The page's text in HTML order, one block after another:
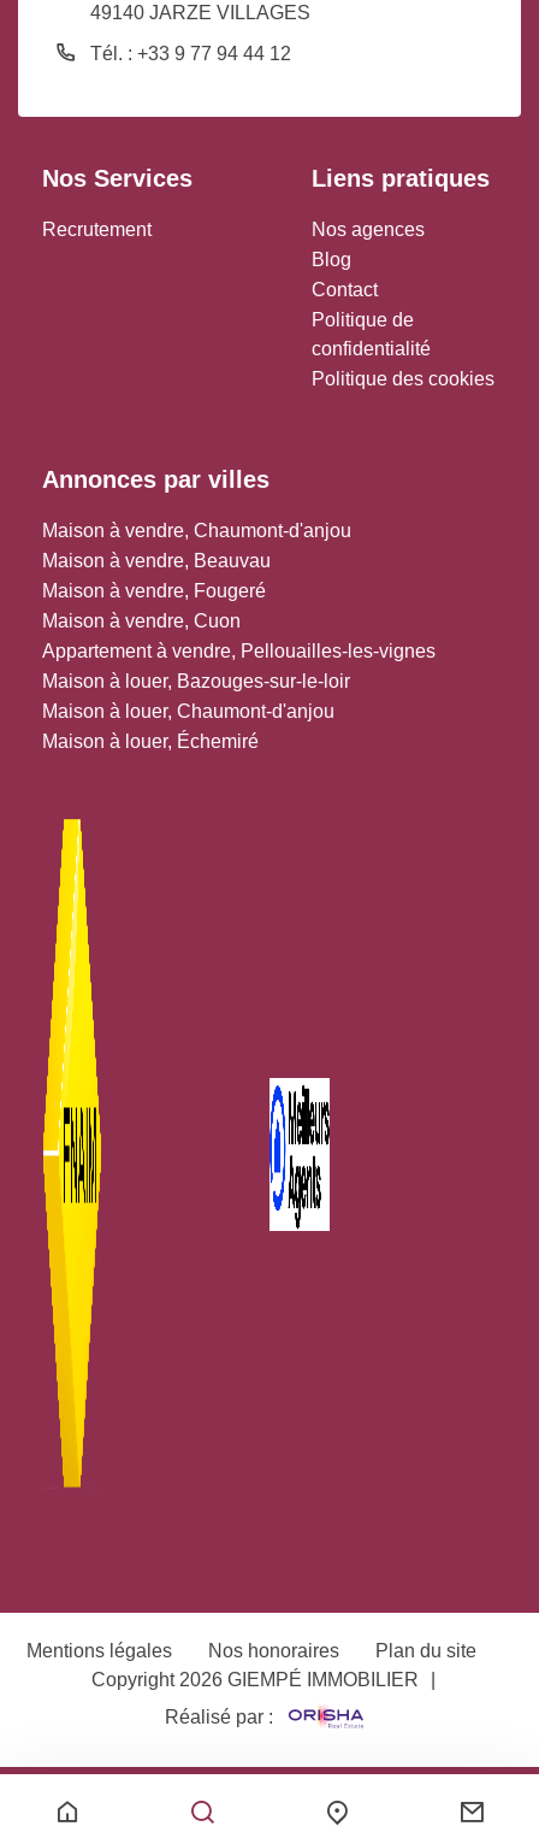
49140 JARZE VILLAGES
Tél. : +33 9 77 94 44 12
Nos Services
Recrutement
Liens pratiques
Nos agences
Blog
Contact
Politique de
confidentialité
Politique des cookies
Annonces par villes
Maison à vendre, Chaumont-d'anjou
Maison à vendre, Beauvau
Maison à vendre, Fougeré
Maison à vendre, Cuon
Appartement à vendre, Pellouailles-les-vignes
Maison à louer, Bazouges-sur-le-loir
Maison à louer, Chaumont-d'anjou
Maison à louer, Échemiré
Mentions légales Nos honoraires
Plan du site
Copyright 2026 GIEMPÉ IMMOBILIER
Réalisé par :